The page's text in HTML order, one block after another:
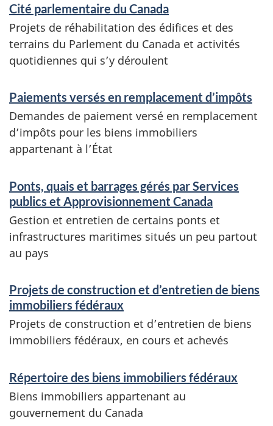
e
s
é
d
é
u
x
e
r
v
c
e
s
t
r
e
n
s
e
i
g
n
e
m
Cité parlementaire du Canada
Projets de réhabilitation des édifices et des
terrains du Parlement du Canada et activités
quotidiennes qui s’y déroulent
Paiements versés en remplacement d’impôts
Demandes de paiement versé en remplacement
d’impôts pour les biens immobiliers
appartenant à l’État
Ponts, quais et barrages gérés par Services
publics et Approvisionnement Canada
Gestion et entretien de certains ponts et
infrastructures maritimes situés un peu partout
au pays
Projets de construction et d’entretien de biens
immobiliers fédéraux
Projets de construction et d’entretien de biens
immobiliers fédéraux, en cours et achevés
Répertoire des biens immobiliers fédéraux
Biens immobiliers appartenant au
gouvernement du Canada